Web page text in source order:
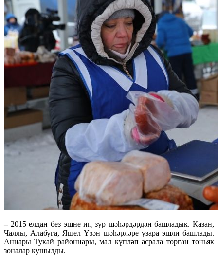
– 2015 елдан без эшне иң зур шәһәрдәрдән башладык. Казан,
Чаллы, Алабуга, Яшел Үзән шәһәрләре үзара эшли башлады.
Аннары Тукай районнары, мал күпләп асрала торган төньяк
зоналар кушылды.